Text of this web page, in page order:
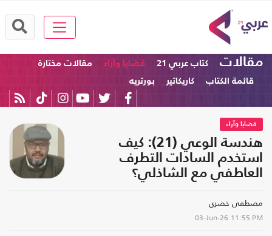
مقالات كتاب عربي 21 قضايا وآراء
مقالات مختارة
قائمة الكتاب
كاريكاتير بورتريه
قضايا وآراء
هندسة الوعي (21): كيف
استخدم السادات التطرف
العاطفي مع الشاذلي؟
مصطفى خضري
03-Jun-26 11:55 PM